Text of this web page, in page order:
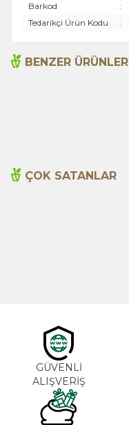
Barkod
:
Tedarikçi Ürün Kodu
:
BENZER ÜRÜNLER
ÇOK SATANLAR
GÜVENLİ
ALIŞVERİŞ